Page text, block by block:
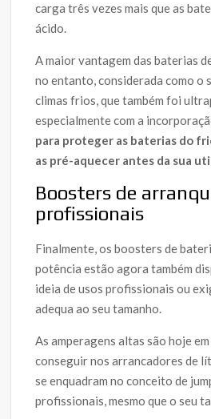
carga três vezes mais que as
ácido.
A maior vantagem das baterias
no entanto, considerada como o
climas frios, que também foi
especialmente com a
para proteger as baterias do
as pré-aquecer antes da sua
Boosters de
profissionais
Finalmente, os boosters de
potência estão agora também
ideia de usos profissionais ou
adequa ao seu tamanho.
As amperagens altas são hoje
conseguir nos arrancadores de
se enquadram no conceito de
profissionais, mesmo que o seu